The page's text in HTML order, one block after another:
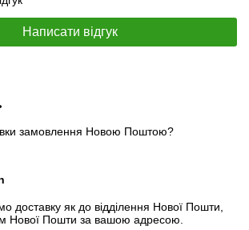
Написати відгук
замовлення Новою Поштою?
доставку як до відділення Нової Пошти,
Нової Пошти за вашою адресою.